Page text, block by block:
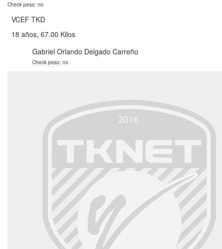
Check peso: no
VCEF TKD
18 años, 67.00 Kilos
Gabriel Orlando Delgado Carreño
Check peso: no